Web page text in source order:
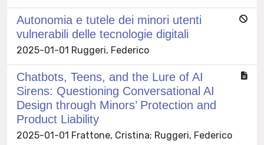
Autonomia e tutele dei minori utenti
vulnerabili delle tecnologie digitali
2025-01-01 Ruggeri, Federico
Chatbots, Teens, and the Lure of AI
Sirens: Questioning Conversational AI
Design through Minors’ Protection and
Product Liability
2025-01-01 Frattone, Cristina; Ruggeri, Federico